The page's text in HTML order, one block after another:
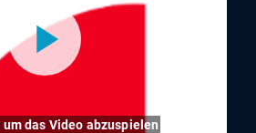
das Video abzuspielen